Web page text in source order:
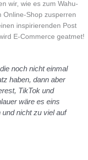
wir, wie es zum Wahu-
Online-Shop zusperren
inspirierenden Post
E-Commerce geatmet!
noch nicht einmal
haben, dann aber
TikTok und
wäre es eins
nicht zu viel auf